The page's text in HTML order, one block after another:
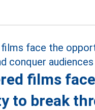
films
to break